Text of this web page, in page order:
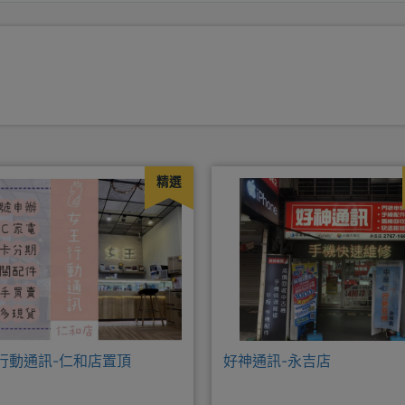
精選
動通訊-仁和店置頂 好神通訊-永吉店